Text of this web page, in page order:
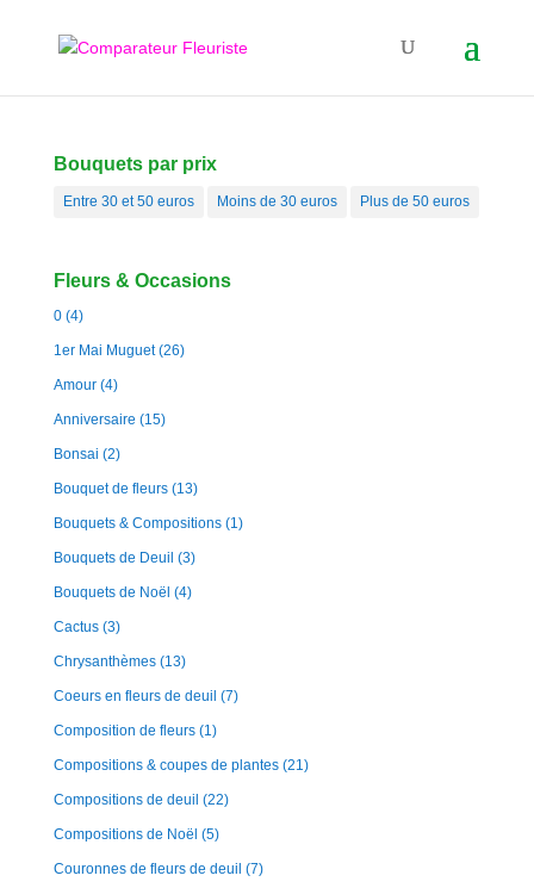
Bouquets par prix
Entre 30 et 50 euros Moins de 30 euros Plus de 50 euros
Fleurs & Occasions
0 (4)
1er Mai Muguet (26)
Amour (4)
Anniversaire (15)
Bonsai (2)
Bouquet de fleurs (13)
Bouquets & Compositions (1)
Bouquets de Deuil (3)
Bouquets de Noël (4)
Cactus (3)
Chrysanthèmes (13)
Coeurs en fleurs de deuil (7)
Composition de fleurs (1)
Compositions & coupes de plantes (21)
Compositions de deuil (22)
Compositions de Noël (5)
Couronnes de fleurs de deuil (7)